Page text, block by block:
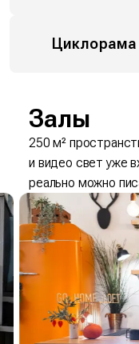
Циклорама
Залы
250 м²
и видео свет уже
реально можно